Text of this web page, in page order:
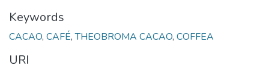
Keywords
CACAO, CAFÉ,THEOBROMA CACAO, COFFEA
URI